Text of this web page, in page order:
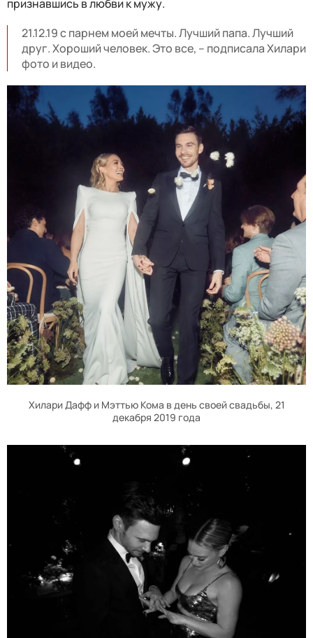
признавшись в любви к мужу.
21.12.19 с парнем моей мечты. Лучший папа. Лучший
друг. Хороший человек. Это все, – подписала Хилари
фото и видео.
Хилари Дафф и Мэттью Кома в день своей свадьбы, 21
декабря 2019 года